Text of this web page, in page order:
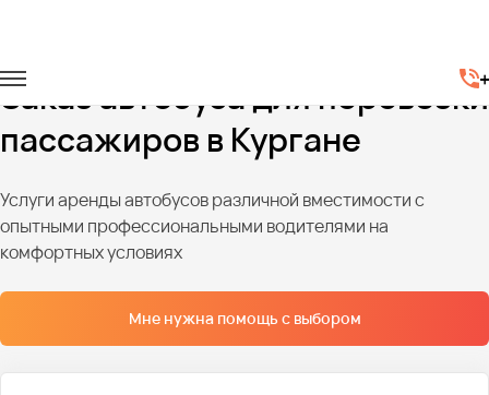
Заказ автобуса для перевозки
пассажиров в Кургане
Услуги аренды автобусов различной вместимости с
опытными профессиональными водителями на
комфортных условиях
Мне нужна помощь с выбором